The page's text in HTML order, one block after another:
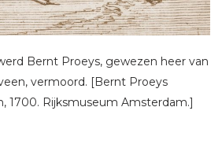
Bernt Proeys, gewezen heer van
vermoord. [Bernt Proeys
1700. Rijksmuseum Amsterdam.]